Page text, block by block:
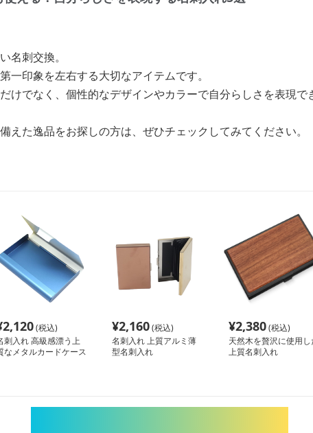
名刺交換。
一印象を左右する大切なアイテムです。
けでなく、個性的なデザインやカラーで自分らしさを表現で
えた逸品をお探しの方は、ぜひチェックしてみてください。
2,120(税込)
刺入れ 高級感漂う上
なメタルカードケース
¥2,160(税込)
名刺入れ 上質アルミ薄
型名刺入れ
¥2,380(税込)
天然木を贅沢に使用し
上質名刺入れ